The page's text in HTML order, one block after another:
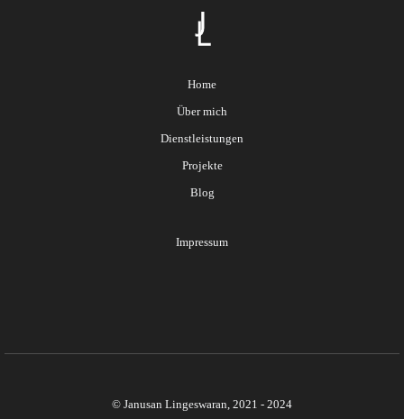
Home
Über mich
Dienstleistungen
Projekte
Blog
Impressum
© Janusan Lingeswaran, 2021 - 2024